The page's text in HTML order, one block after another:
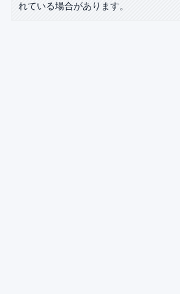
れている場合があります。